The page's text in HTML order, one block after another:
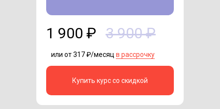
или от 317 ₽/месяц в рассрочку
3 900 ₽
1 900 ₽
Купить курс со скидкой